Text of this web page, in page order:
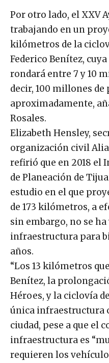
o
r
d
e
v
í
d
e
o
Por otro lado, el XXV
trabajando en un
kilómetros de la
Federico Benítez,
rondará entre 7 y 10
decir, 100 millones de
aproximadamente,
Rosales.
Elizabeth Hensley,
organización civil
refirió que en 2018
de Planeación de
estudio en el que
de 173 kilómetros, a
sin embargo, no se
infraestructura para
años.
“Los 13 kilómetros
Benítez, la
Héroes, y la ciclovía
única infraestructura
ciudad, pese a que el
infraestructura es
requieren los